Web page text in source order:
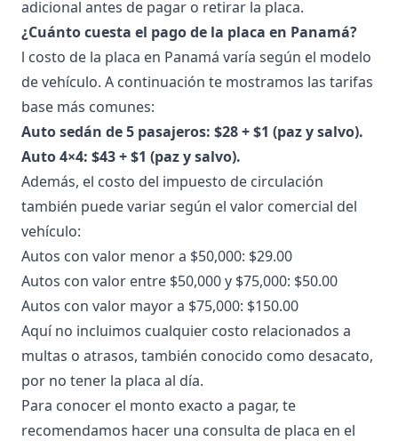
adicional antes de pagar o retirar la placa.
¿Cuánto cuesta el pago de la placa en Panamá?
l costo de la placa en Panamá varía según el modelo
de vehículo. A continuación te mostramos las tarifas
base más comunes:
Auto sedán de 5 pasajeros: $28 + $1 (paz y salvo).
Auto 4×4: $43 + $1 (paz y salvo).
Además, el costo del impuesto de circulación
también puede variar según el valor comercial del
vehículo:
Autos con valor menor a $50,000: $29.00
Autos con valor entre $50,000 y $75,000: $50.00
Autos con valor mayor a $75,000: $150.00
Aquí no incluimos cualquier costo relacionados a
multas o atrasos, también conocido como desacato,
por no tener la placa al día.
Para conocer el monto exacto a pagar, te
recomendamos hacer una consulta de placa en el